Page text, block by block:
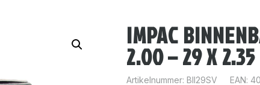
IMPAC
2.00 – 29 X
Artikelnummer: BII29SV EAN: